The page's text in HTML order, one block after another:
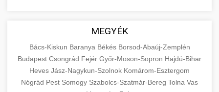
MEGYÉK
Bács-Kiskun Baranya Békés Borsod-Abaúj-Zemplén
Budapest Csongrád Fejér Győr-Moson-Sopron Hajdú-Bihar
Heves Jász-Nagykun-Szolnok Komárom-Esztergom
Nógrád Pest Somogy Szabolcs-Szatmár-Bereg Tolna Vas